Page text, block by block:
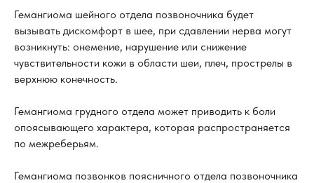
Гемангиома шейного отдела позвоночника будет
вызывать дискомфорт в шее, при сдавлении нерва могут
возникнуть: онемение, нарушение или снижение
чувствительности кожи в области шеи, плеч, прострелы в
верхнюю конечность.
Гемангиома грудного отдела может приводить к боли
опоясывающего характера, которая распространяется
по межреберьям.
Гемангиома позвонков поясничного отдела позвоночника